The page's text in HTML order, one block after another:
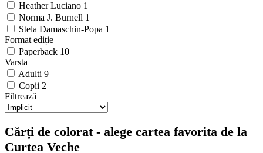
Heather Luciano 1
Norma J. Burnell 1
Stela Damaschin-Popa 1
Format ediție
Paperback 10
Varsta
Adulti 9
Copii 2
Filtrează
Cărți de colorat - alege cartea favorita de la
Curtea Veche